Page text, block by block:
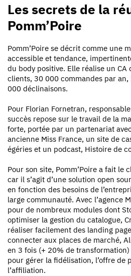
Les secrets de la
Pomm’Poire
Pomm’Poire se décrit comme une
accessible et tendance,
du body positive. Elle réalise un CA
clients, 30 000 commandes par
000 déclinaisons.
Pour Florian Fornetran,
succès repose sur le travail de la
forte, portée par un partenariat
ancienne Miss France, un site de
égéries et un podcast, Histoire de
Pour son site, Pomm’Poire a fait le
car il s’agit d’une solution open
en fonction des besoins de
large communauté. Avec l’agence
pour de nombreux modules dont
optimiser la gestion du catalogue,
réaliser facilement des landing
connecter aux places de marché,
en 3 fois (+ 20% de
pour gérer la fidélisation, l’offre de
l’affiliation.